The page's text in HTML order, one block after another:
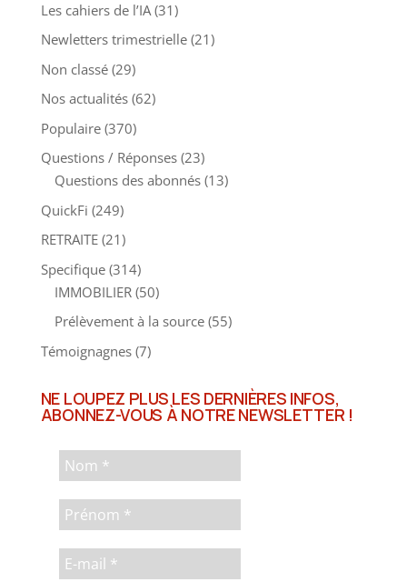
Les cahiers de l’IA(31)
Newletters trimestrielle (21)
Non classé (29)
Nos actualités(62)
Populaire (370)
Questions / Réponses(23)
Questions des abonnés(13)
QuickFi (249)
RETRAITE(21)
Specifique (314)
IMMOBILIER(50)
Prélèvement à la source (55)
Témoignagnes(7)
NE LOUPEZ PLUS LES DERNIÈRES INFOS,
ABONNEZ-VOUS À NOTRE NEWSLETTER !